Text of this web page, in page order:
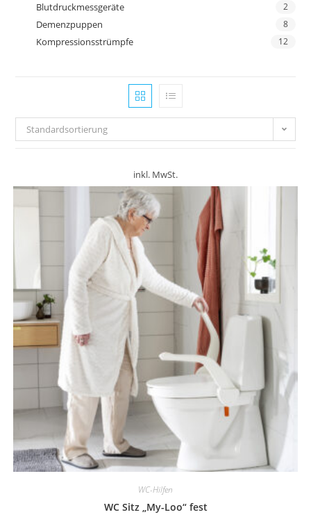
Blutdruckmessgeräte 2
Demenzpuppen 8
Kompressionsstrümpfe 12
Standardsortierung
inkl. MwSt.
WC-Hilfen
WC Sitz „My-Loo“ fest